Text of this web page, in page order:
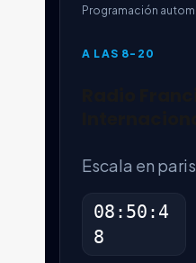
Programación
A LAS 8-20
Escala en paris
08:50:4
8